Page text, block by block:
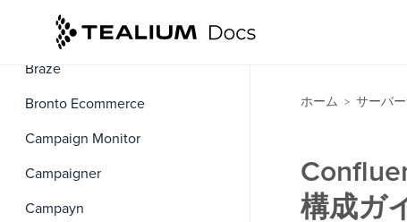
Bloomreach
Braze
Bronto Ecommerce
Campaign Monitor
Campaigner
Campayn
ホーム > サーバ
構成ガ